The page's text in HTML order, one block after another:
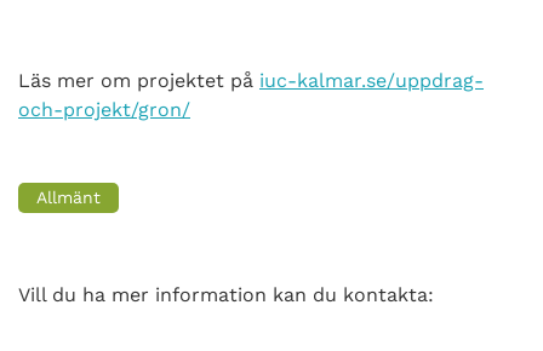
Läs mer om projektet på iuc-kalmar.se/uppdrag-
och-projekt/gron/
Allmänt
Vill du ha mer information kan du kontakta: